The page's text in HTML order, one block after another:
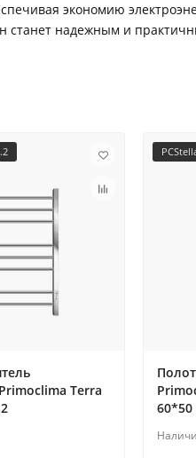
экономию
станет надежным и
Terra
60*50